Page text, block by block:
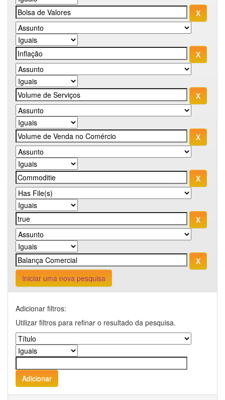
Iniciar uma nova pesquisa
Adicionar filtros:
Utilizar filtros para refinar o resultado da pesquisa.